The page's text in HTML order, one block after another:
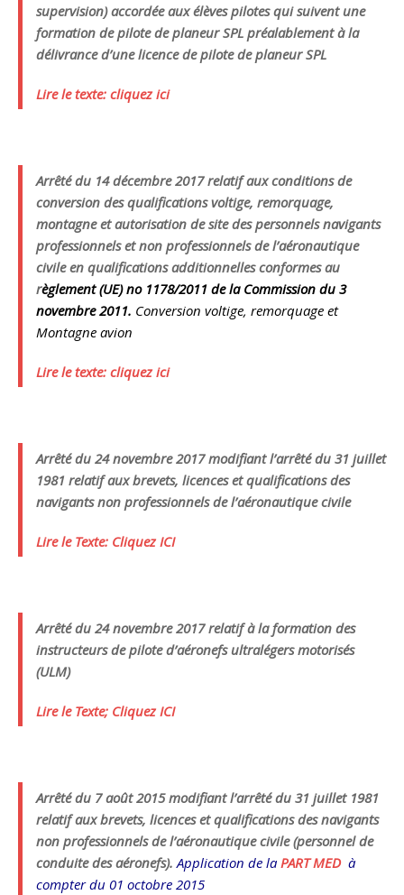
supervision) accordée aux élèves pilotes qui suivent une
formation de pilote de planeur SPL préalablement à la
délivrance d’une licence de pilote de planeur SPL
Lire le texte: cliquez ici
Arrêté du 14 décembre 2017 relatif aux conditions de
conversion des qualifications voltige, remorquage,
montagne et autorisation de site des personnels navigants
professionnels et non professionnels de l’aéronautique
civile en qualifications additionnelles conformes au
règlement (UE) no 1178/2011 de la Commission du 3
novembre 2011. Conversion voltige, remorquage et
Montagne avion
Lire le texte: cliquez ici
Arrêté du 24 novembre 2017 modifiant l’arrêté du 31 juillet
1981 relatif aux brevets, licences et qualifications des
navigants non professionnels de l’aéronautique civile
Lire le Texte: Cliquez ICI
Arrêté du 24 novembre 2017 relatif à la formation des
instructeurs de pilote d’aéronefs ultralégers motorisés
(ULM)
Lire le Texte; Cliquez ICI
Arrêté du 7 août 2015 modifiant l’arrêté du 31 juillet 1981
relatif aux brevets, licences et qualifications des navigants
non professionnels de l’aéronautique civile (personnel de
conduite des aéronefs).Application de la PART MEDà
compter du 01 octobre 2015